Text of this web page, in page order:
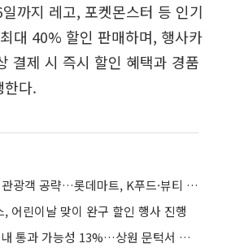
까지 레고, 포켓몬스터 등 인기
대 40% 할인 판매하며, 행사카
결제 시 즉시 할인 혜택과 경품
한다.
4말5초 방한 외국인 관광객 공략…롯데마트, K푸드·뷰티 할인전
어린이날 맞이 완구 할인 행사 진행
美 클래리티 법안 연내 통과 가능성 13%…상원 문턱서 제동